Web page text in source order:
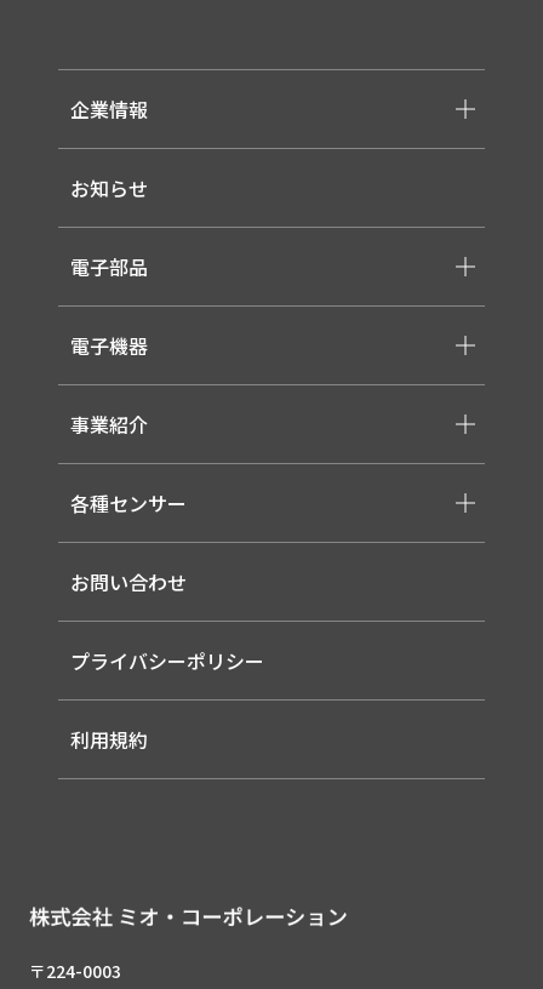
〒224-0003
企業情報
-メッセージ・理念
-会社概要
-採用情報
お知らせ
電子部品
-スイッチ ・ジャック ・コネクタ・LED
-ケーブル・ハーネス・FFC
-医療用 ACアダプター
-各種モジュール
-取り扱いメーカー一覧
電子機器
-低温用LED照明
-直管形LEDランプ
-高天井LED
-LED信号灯
-ソーラー式LED 照明灯
-ルーター（LTE / Wi-Fiルーター）
事業紹介
-サービス概要
-事業領域
-EMS
各種センサー
-バイタルセンサー
-AIセンサー
お問い合わせ
プライバシーポリシー
利用規約